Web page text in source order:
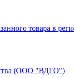
товара в
(ООО "ВДГО")